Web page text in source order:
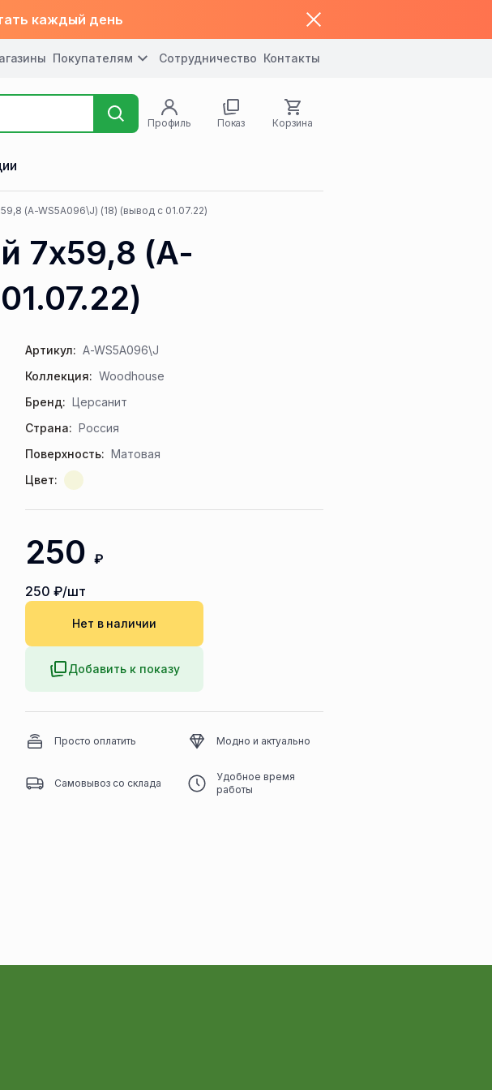
каждый день
Покупателям Сотрудничество Контакты
Профиль Показ Корзина
(A-WS5А096\J) (18) (вывод с 01.07.22)
7x59,8 (A-
Артикул: A-WS5A096\J
Коллекция: Woodhouse
Бренд: Церсанит
Страна: Россия
Поверхность: Матовая
Цвет:
250 ₽
250 ₽/шт
Нет в наличии
Добавить к показу
Просто оплатить Модно и актуально
Самовывоз со склада
Удобное время
работы